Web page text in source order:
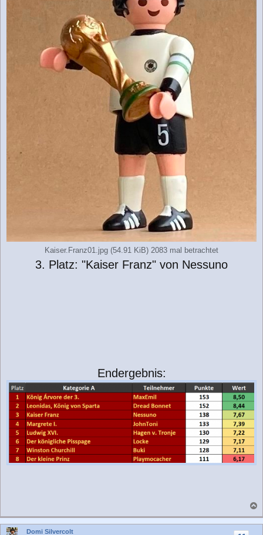
Kaiser.Franz01.jpg (54.91 KiB) 2083 mal betrachtet
3. Platz: "Kaiser Franz" von Nessuno
Endergebnis:
a
c
Domi Silvercolt